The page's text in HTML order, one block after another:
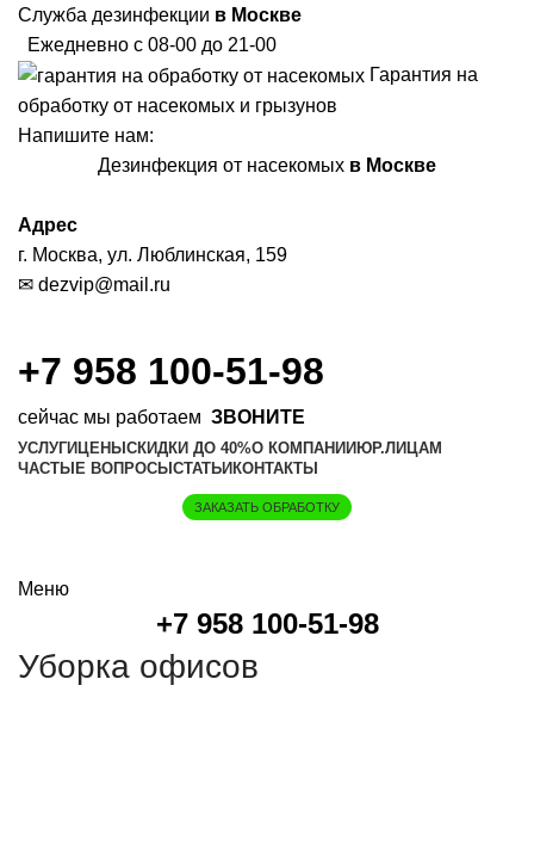
Служба дезинфекции в Москве
Ежедневно с 08-00 до 21-00
Гарантия на
обработку от насекомых и грызунов
Напишите нам:
Дезинфекция от насекомых в Москве
Адрес
г. Москва, ул. Люблинская, 159
✉ dezvip@mail.ru
+7 958 100-51-98
сейчас мы работаем ЗВОНИТЕ
УСЛУГИ ЦЕНЫ СКИДКИ ДО 40%О КОМПАНИИ ЮР.ЛИЦАМ
ЧАСТЫЕ ВОПРОСЫ СТАТЬИ КОНТАКТЫ
ЗАКАЗАТЬ ОБРАБОТКУ
Меню
+7 958 100-51-98
Уборка офисов